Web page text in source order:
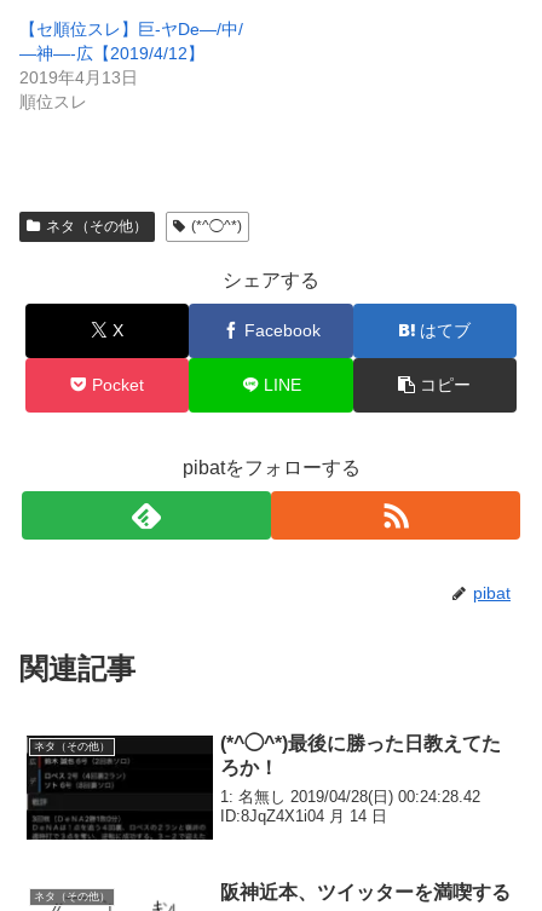
【セ順位スレ】巨-ヤDe—/中/
—神—-広【2019/4/12】
2019年4月13日
順位スレ
ネタ（その他） (*^◯^*)
シェアする
X Facebook はてブ
Pocket LINE コピー
pibatをフォローする
pibat
関連記事
ネタ（その他）
(*^◯^*)最後に勝った日教えてた
ろか！
1: 名無し 2019/04/28(日) 00:24:28.42
ID:8JqZ4X1i04 月 14 日
ネタ（その他） 阪神近本、ツイッターを満喫する